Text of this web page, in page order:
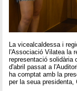
La vicealcaldessa i
l'Associació Vilatea la
representació solidària
d'abril passat a
ha comptat amb la
per la seua presidenta,